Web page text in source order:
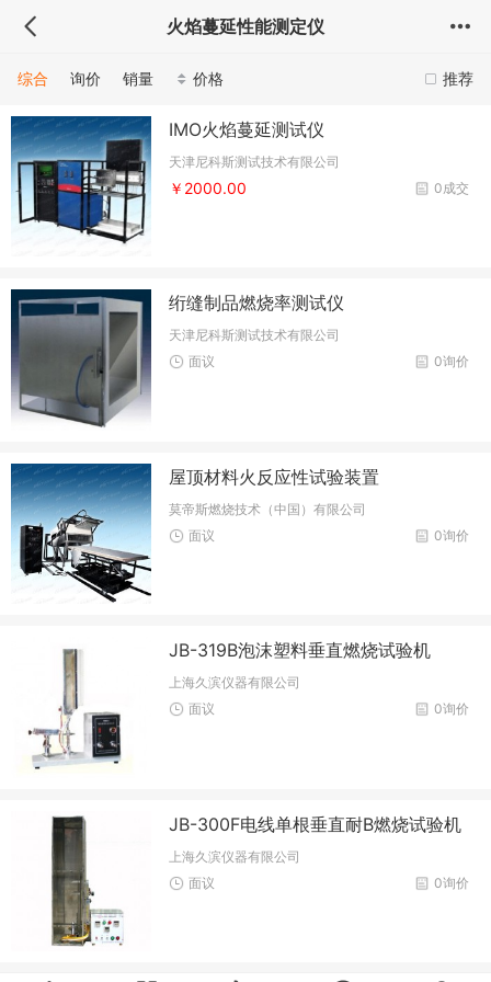
火焰蔓延性能测定仪
推荐
综合 询价 销量 价格
IMO火焰蔓延测试仪
天津尼科斯测试技术有限公司
0成交
￥2000.00
绗缝制品燃烧率测试仪
天津尼科斯测试技术有限公司
0询价
面议
屋顶材料火反应性试验装置
莫帝斯燃烧技术（中国）有限公司
0询价
面议
JB-319B泡沫塑料垂直燃烧试验机
上海久滨仪器有限公司
0询价
面议
JB-300F电线单根垂直耐B燃烧试验机
上海久滨仪器有限公司
0询价
面议